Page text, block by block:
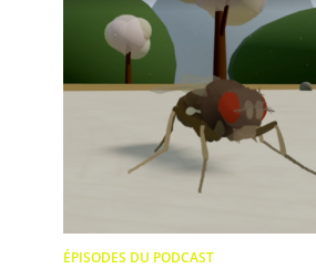
ÉPISODES DU PODCAST